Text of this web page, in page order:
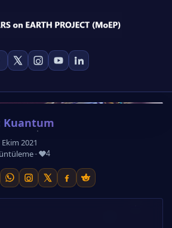
Kuantum
Ekim 2021
- 4